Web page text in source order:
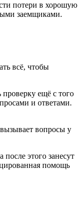
потери в хорошую
заемщиками.
всё, чтобы
ещё с того
и ответами.
вопросы у
этого занесут
помощь